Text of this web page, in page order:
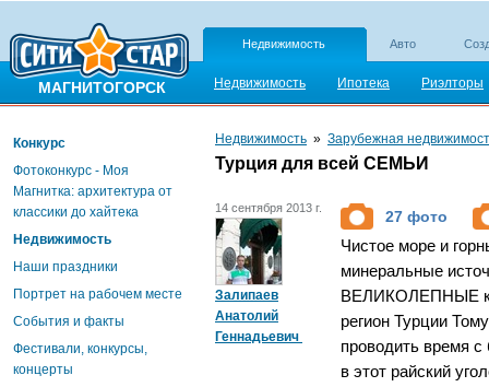
МАГНИТОГОРСК
Недвижимость Авто
Недвижимость Ипотека Риэлторы
Конкурс
Фотоконкурс - Моя
Магнитка: архитектура от
классики до хайтека
Недвижимость
Наши праздники
Портрет на рабочем месте
События и факты
Фестивали, конкурсы,
концерты
Недвижимость » Зарубежная
Турция для всей СЕМЬИ
14 сентября 2013 г.
Залипаев
Анатолий
Геннадьевич
27 фото
Чистое море и
минеральные
ВЕЛИКОЛЕПНЫЕ
регион Турции
проводить время
в этот райский